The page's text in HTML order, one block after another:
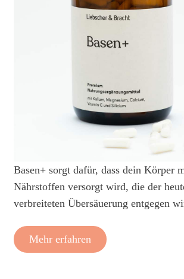
Basen+ sorgt dafür, dass dein Körper
Nährstoffen versorgt wird, die der
verbreiteten Übersäuerung entgegen
Mehr erfahren